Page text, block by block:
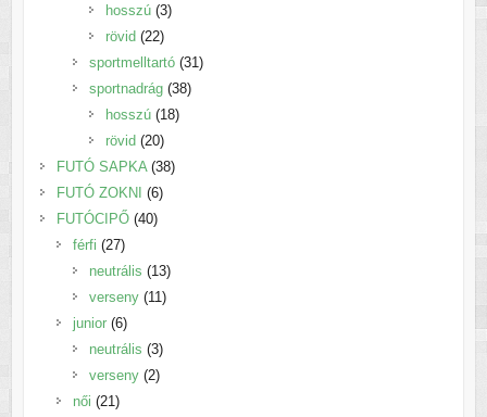
termék
hosszú 33
rövid 2222
termék
sportmelltartó 3131
sportnadrág 3838
hosszú 1818
rövid 2020
termék
FUTÓ SAPKA 3838
FUTÓ ZOKNI 66
termék
FUTÓCIPŐ 4040
férfi 2727
termék
neutrális 1313
termék
verseny 1111
junior 66
termék
neutrális 33
termék
verseny 22
női 2121